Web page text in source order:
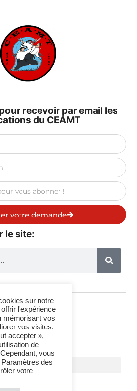
recevoir par email les
du CEAMT
votre demande
le site:
Suivez-Nous
sur notre
l'expérience
mémorisant vos
vos visites.
accepter »,
de
vous
des
votre